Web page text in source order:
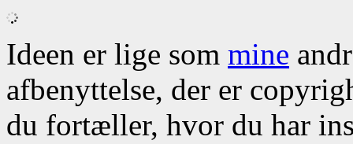
Ideen er lige som mine
afbenyttelse, der er
du fortæller, hvor du har